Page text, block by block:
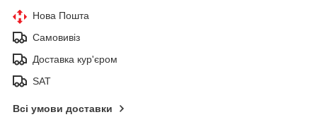
Нова Пошта
Самовивіз
Доставка кур'єром
SAT
Всі умови доставки